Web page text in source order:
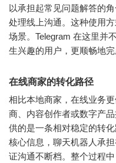
以承担起常见问题解答的
处理线上沟通。这种使用
场景。Telegram 在这里并
生兴趣的用户，更顺畅地完
在线商家的转化路径
相比本地商家，在线业务
商、内容创作者或数字产
供的是一条相对稳定的转
核心信息，聊天机器人承
证沟通不断档。整个过程